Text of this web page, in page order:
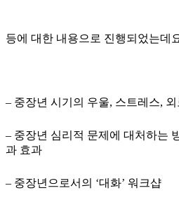
등에 대한 내용으로 진행되었는데
– 중장년 시기의 우울, 스트레스,
– 중장년 심리적 문제에 대처하는
과 효과
– 중장년으로서의 ‘대화’ 워크샵